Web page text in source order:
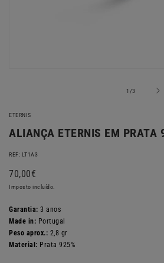
modal
1 /
de3
ETERNIS
ALIANÇA ETERNIS EM PRATA
REF: LT1A3
Preço
normal
70,00€
Imposto incluído.
Garantia: 3 anos
Made in: Portugal
Peso aprox.: 2,8 gr
Material: Prata 925%